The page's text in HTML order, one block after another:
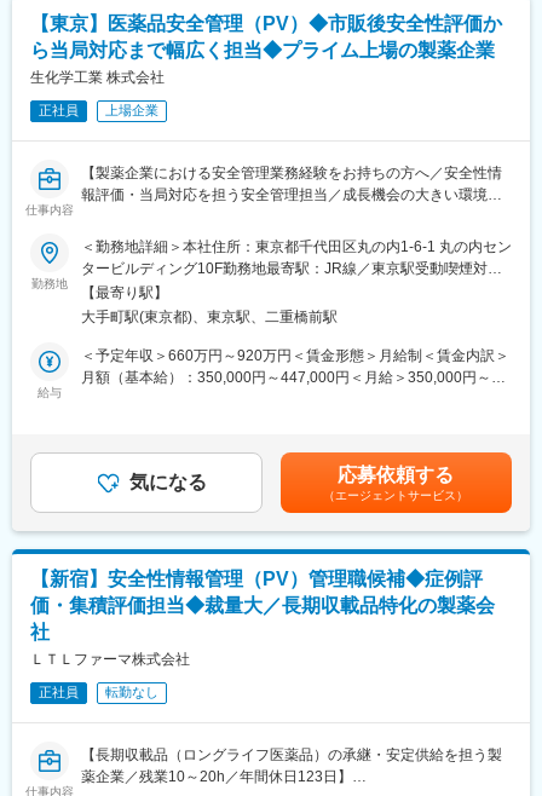
・製薬企業等で培ったご経験を活かし、落ち着いた環境で業務に
専念することが可能です。今まで以上に専門性を高めることや、
スキルアップが期待できます。
・これまでに作成経験の無い文書にも、各人の意欲に応じて挑戦
することが可能です。いずれはライティング業務のエキスパート
を目指せます。
・ライティング業務の多くはリモートワークでの対応が可能で
す。所属長の了承のもと、業務状況により、出社か在宅か、各自
で予定を立て就業することが可能です。
・製造販売後のメディカルライティング部門として、約40名のラ
性定期報告書や再審査申請資料）を作成しています。ベテランか
ら若手まで、多くのメンバーが在籍しており、チームで協業しな
がらライティング業務に従事していただきます。男女比はおよそ2
対8と、女性の方が多い職場です。
【同社の魅力】
■キャリアパス：
験や適性、希望に応じたキャリアパスが用意されています。さら
に、適材適所・組織活性化を目的に、EPSグループ内の他職種へ
チャレンジすることが可能で自律的なキャリアチェンジができる
「社内公募」「自己申告」などの制度も整備されております。
変更の範囲：会社の定める業務
【東京】医薬品安全管理（PV）◆市販後安全性評価か
ら当局対応まで幅広く担当◆プライム上場の製薬企業
生化学工業 株式会社
正社員 上場企業
仕事内容
【製薬企業における安全管理業務経験をお持ちの方へ／安全性情
報評価・当局対応を担う安全管理担当／成長機会の大きい環境
■部署業務内容
（1）製造販売後安全管理業務（GVP）全般
（2）製造販売後調査・安全性評価業務（GPSP）全般
（3）再審査・再評価、添付文書改訂、適正使用推進に関する業務
（4）品質・製造・販売等の関連部門との連携
（5）法令・社内規程対応および教育
・規制当局への報告、申請、照会対応 15％
・GVP/GPSP関連文書の作成・改訂・管理 10％
・関連部門・提携先との調整、交渉、情報連携 15％
■応募者の業務内容
・製品に関する市販後安全性情報の収集・評価を行い、必要な措
置を立案する。
する。
う。
・GVP/GPSPに基づく安全管理体制の維持・改善を推進する。
勤務地
＜勤務地詳細＞本社住所：東京都千代田区丸の内1-6-1 丸の内セン
タービルディング10F勤務地最寄駅：JR線／東京駅受動喫煙対
策：屋内全面禁煙変更の範囲：会社の定める事業所
【最寄り駅】
大手町駅(東京都)、東京駅、二重橋前駅
給与
＜予定年収＞660万円～920万円＜賃金形態＞月給制＜賃金内訳＞
月額（基本給）：350,000円～447,000円＜月給＞350,000円～
(月額)は固定手当を含めた表記です。
気になる 応募依頼する
（エージェントサービス）
【新宿】安全性情報管理（PV）管理職候補◆症例評
価・集積評価担当◆裁量大／長期収載品特化の製薬会
社
ＬＴＬファーマ株式会社
正社員 転勤なし
仕事内容
【長期収載品（ロングライフ医薬品）の承継・安定供給を担う製
薬企業／残業10～20h／年間休日123日】